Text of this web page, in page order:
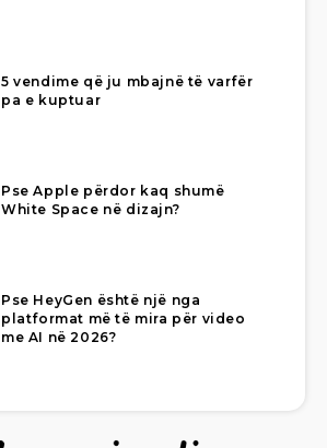
5 vendime që ju mbajnë të varfër
pa e kuptuar
Pse Apple përdor kaq shumë
White Space në dizajn?
Pse HeyGen është një nga
platformat më të mira për video
me AI në 2026?